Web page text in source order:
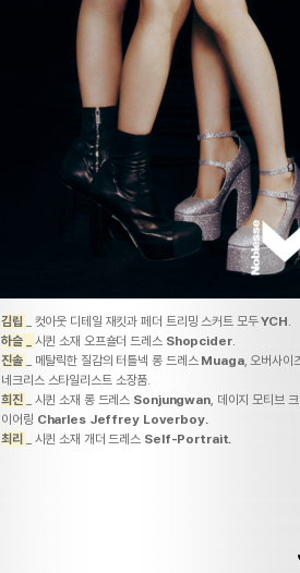
김립 _ 컷아웃 디테일 재킷과 페더 트리밍 스커트 모두YCH
하슬 _ 시퀸 소재 오프숄더 드레스 Shopcider.
진솔
_ 메탈릭한 질감의 터틀넥 롱 드레스 Muaga, 오버사이
네크리스 스타일리스트 소장품.
희진
_ 시퀸 소재 롱 드레스 Sonjungwan, 데이지 모티브
이어링 Charles Jeffrey Loverboy.
최리
_ 시퀸 소재 개더 드레스 Self-Portrait.